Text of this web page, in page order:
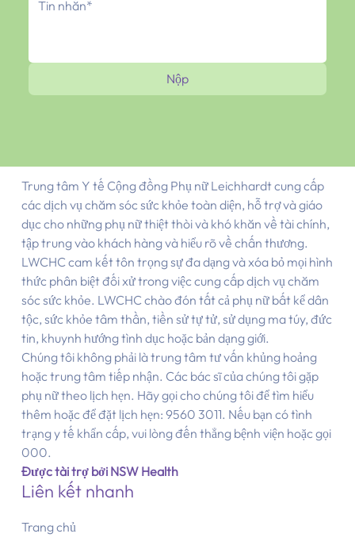
Trung tâm Y tế Cộng đồng Phụ nữ Leichhardt cung cấp
các dịch vụ chăm sóc sức khỏe toàn diện, hỗ trợ và giáo
dục cho những phụ nữ thiệt thòi và khó khăn về tài chính,
tập trung vào khách hàng và hiểu rõ về chấn thương.
LWCHC cam kết tôn trọng sự đa dạng và xóa bỏ mọi hình
thức phân biệt đối xử trong việc cung cấp dịch vụ chăm
sóc sức khỏe. LWCHC chào đón tất cả phụ nữ bất kể dân
tộc, sức khỏe tâm thần, tiền sử tự tử, sử dụng ma túy, đức
tin, khuynh hướng tình dục hoặc bản dạng giới.
Chúng tôi không phải là trung tâm tư vấn khủng hoảng
hoặc trung tâm tiếp nhận. Các bác sĩ của chúng tôi gặp
phụ nữ theo lịch hẹn. Hãy gọi cho chúng tôi để tìm hiểu
thêm hoặc để đặt lịch hẹn: 9560 3011. Nếu bạn có tình
trạng y tế khẩn cấp, vui lòng đến thẳng bệnh viện hoặc gọi
000.
Được tài trợ bởi NSW Health
Liên kết nhanh
Trang chủ
Nộp